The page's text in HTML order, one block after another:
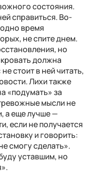
состояния.
справиться. Во-
время
не спите днем.
но
должна
стоит в ней читать,
Лихи также
«подумать» за
мысли не
а еще лучше —
если не получается
и говорить:
смогу сделать».
уставшим, но